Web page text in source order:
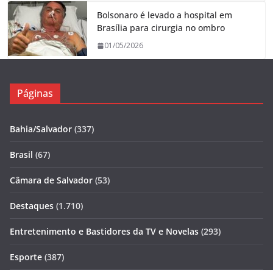
Bolsonaro é levado a hospital em
Brasília para cirurgia no ombro
01/05/2026
Páginas
Bahia/Salvador (337)
Brasil (67)
Câmara de Salvador (53)
Destaques (1.710)
Entretenimento e Bastidores da TV e Novelas (293)
Esporte (387)